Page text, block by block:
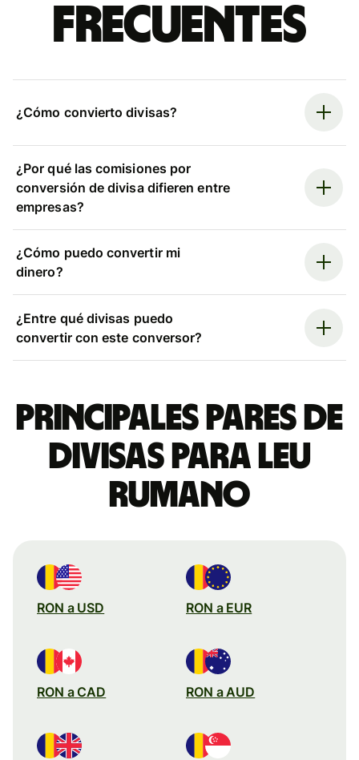
frecuentes
¿Cómo convierto divisas?
¿Por qué las comisiones por
conversión de divisa difieren entre
empresas?
¿Cómo puedo convertir mi
dinero?
¿Entre qué divisas puedo
convertir con este conversor?
Principales pares de
divisas para leu
rumano
RON a USD RON a EUR
RON a CAD RON a AUD